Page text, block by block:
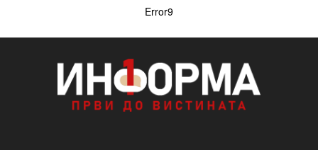
Error9